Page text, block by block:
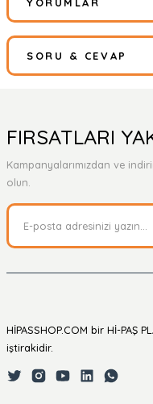
Bu ürüne
SORU & CEVAP
Ürün
FIRSATLARI
Kampanyalarımızdan ve
olun.
HİPASSHOP.COM bir Hİ-PAŞ
iştirakidir.